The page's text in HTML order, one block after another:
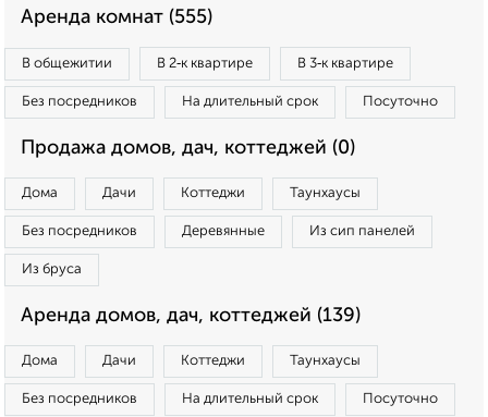
Аренда комнат (555)
В общежитии В 2‑к квартире В 3‑к квартире
Без посредников На длительный срок Посуточно
Продажа домов, дач, коттеджей (0)
Дома Дачи Коттеджи Таунхаусы
Без посредников Деревянные Из сип панелей
Из бруса
Аренда домов, дач, коттеджей (139)
Дома Дачи Коттеджи Таунхаусы
Без посредников На длительный срок Посуточно